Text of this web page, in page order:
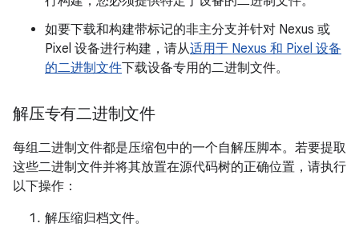
如要下载和构建带标记的非主分支并针对 Nexus 或
Pixel 设备进行构建，请从适用于 Nexus 和 Pixel 设备
的二进制文件下载设备专用的二进制文件。
解压专有二进制文件
每组二进制文件都是压缩包中的一个自解压脚本。若要提取
这些二进制文件并将其放置在源代码树的正确位置，请执行
以下操作：
解压缩归档文件。